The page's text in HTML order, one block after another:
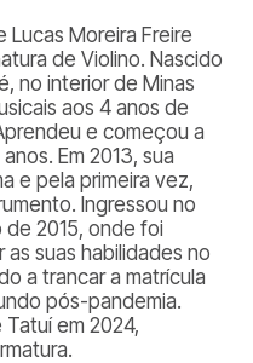
Lucas Moreira Freire
de Violino. Nascido
no interior de Minas
aos 4 anos de
e começou a
Em 2013, sua
e pela primeira vez,
Ingressou no
2015, onde foi
suas habilidades no
a trancar a matrícula
pós-pandemia.
em 2024,